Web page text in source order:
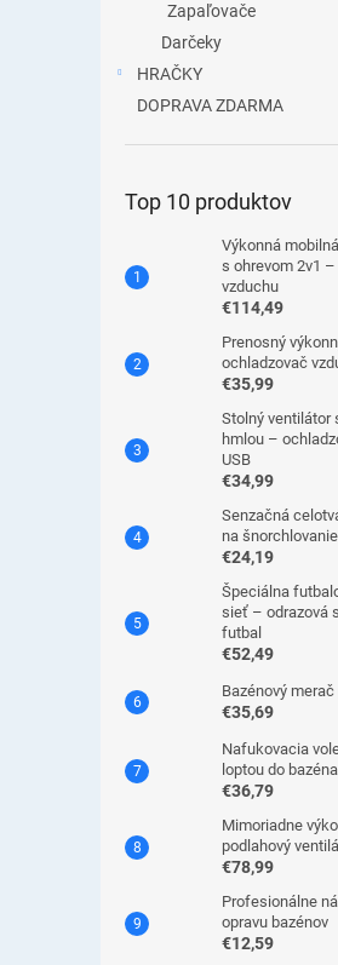
Zapaľovače
Darčeky
HRAČKY
DOPRAVA ZDARMA
Top 10 produktov
Výkonná
s ohrevom 2v1
vzduchu
€114,49
Prenosný
ochladzovač
€35,99
Stolný ventilátor
hmlou –
USB
€34,99
Senzačná
na šnorchlovanie
€24,19
Špeciálna
sieť – odrazová
futbal
€52,49
Bazénový
€35,69
Nafukovacia
loptou do bazéna
€36,79
Mimoriadne
podlahový
€78,99
Profesionálne
opravu bazénov
€12,59